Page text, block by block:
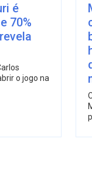
é
70%
o jogo na